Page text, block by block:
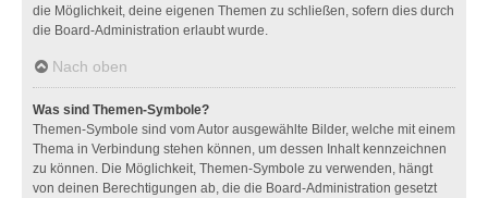
die Möglichkeit, deine eigenen Themen zu schließen, sofern dies durch
die Board-Administration erlaubt wurde.
Nach oben
Was sind Themen-Symbole?
Themen-Symbole sind vom Autor ausgewählte Bilder, welche mit einem
Thema in Verbindung stehen können, um dessen Inhalt kennzeichnen
zu können. Die Möglichkeit, Themen-Symbole zu verwenden, hängt
von deinen Berechtigungen ab, die die Board-Administration gesetzt